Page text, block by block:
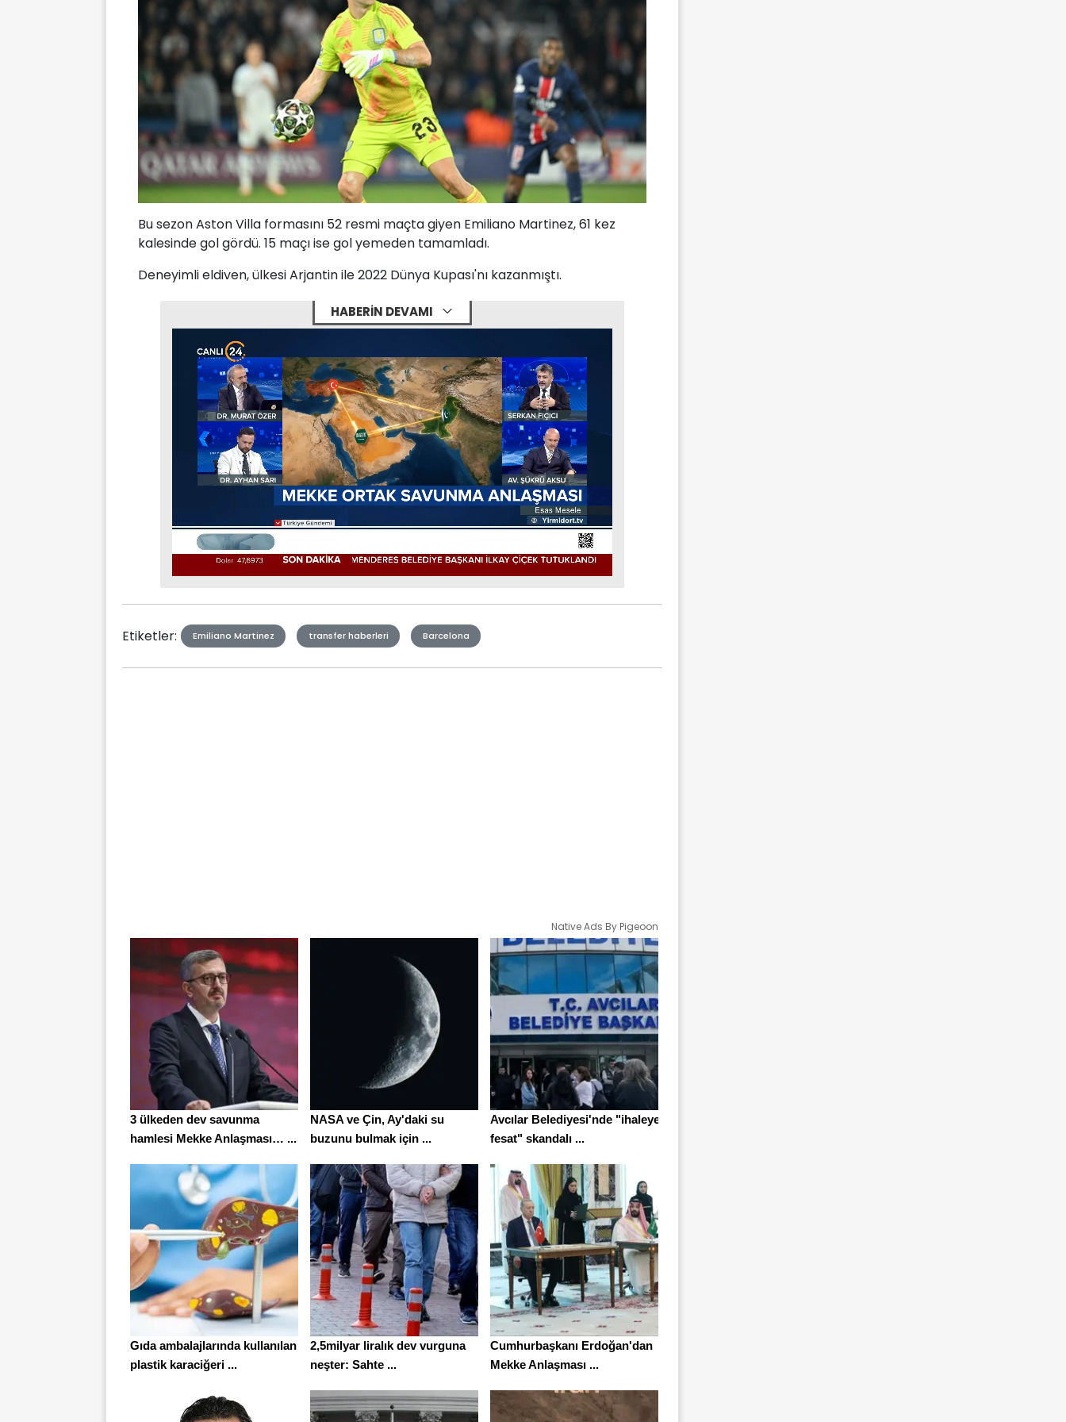
Bu sezon Aston Villa formasını 52 resmi maçta giyen Emiliano Martinez, 61 kez
kalesinde gol gördü. 15 maçı ise gol yemeden tamamladı.
Deneyimli eldiven, ülkesi Arjantin ile 2022 Dünya Kupası'nı kazanmıştı.
HABERİN DEVAMI
Stream
Etiketler: Emiliano Martinez transfer haberleri Barcelona
Native Ads By Pigeoon
3 ülkeden dev savunma
hamlesi Mekke Anlaşması… ...
NASA ve Çin, Ay'daki su
buzunu bulmak için ...
Avcılar Belediyesi'nde "ihaleye
fesat" skandalı ...
Gıda ambalajlarında kullanılan
plastik karaciğeri ...
2,5milyar liralık dev vurguna
neşter: Sahte ...
Cumhurbaşkanı Erdoğan'dan
Mekke Anlaşması ...